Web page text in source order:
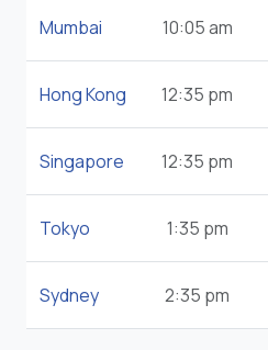
Mumbai 10:05 am
Hong Kong 12:35 pm
Singapore 12:35 pm
Tokyo 1:35 pm
Sydney 2:35 pm